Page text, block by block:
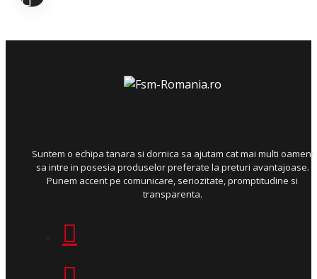
Suntem o echipa tanara si dornica sa ajutam cat mai multi oameni
sa intre in posesia produselor preferate la preturi avantajoase.
Punem accent pe comunicare, seriozitate, promptitudine si
transparenta.